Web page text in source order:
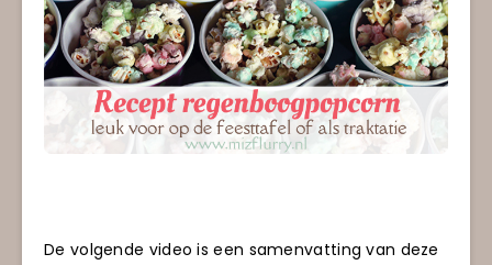
De volgende video is een samenvatting van deze